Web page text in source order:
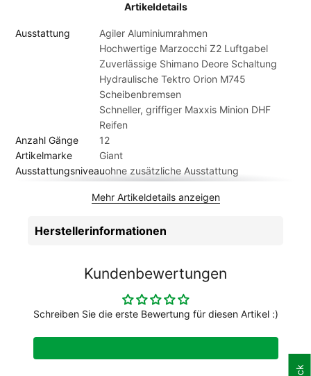
dass vereinzelt Komponenten der abgebildeten Original-
Bauteile ersetzt worden sind. In Einzelfällen ist es möglich,
dass das gelieferte Fahrrad von den Abbildungen im Shop
Artikeldetails
Ausstattung
Agiler Aluminiumrahmen
Hochwertige Marzocchi Z2 Luftgabel
Zuverlässige Shimano Deore Schaltung
Hydraulische Tektro Orion M745
Scheibenbremsen
Schneller, griffiger Maxxis Minion DHF
Reifen
Anzahl Gänge
12
Artikelmarke
Giant
Ausstattungsniveauohne zusätzliche Ausstattung
Aggressor 29x2.5
Bremshebel
Tektro Orion HD-M745
Tubeless Kit (Flüssigkeit, Ventile,
Reifenheber, Ventilkernentferner,
Anleitung)
GIANT AM 29, Tubeless Ready, 30 mm
Innenweite
Mehr Artikeldetails anzeigen
Herstellerinformationen
Kundenbewertungen
Schreiben Sie die erste Bewertung für diesen Artikel :)